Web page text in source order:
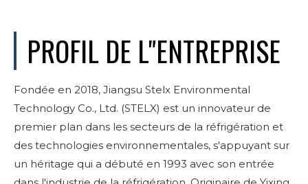
PROFIL DE L"ENTREPRISE
Fondée en 2018, Jiangsu Stelx Environmental
Technology Co., Ltd. (STELX) est un innovateur de
premier plan dans les secteurs de la réfrigération et
des technologies environnementales, s'appuyant sur
un héritage qui a débuté en 1993 avec son entrée